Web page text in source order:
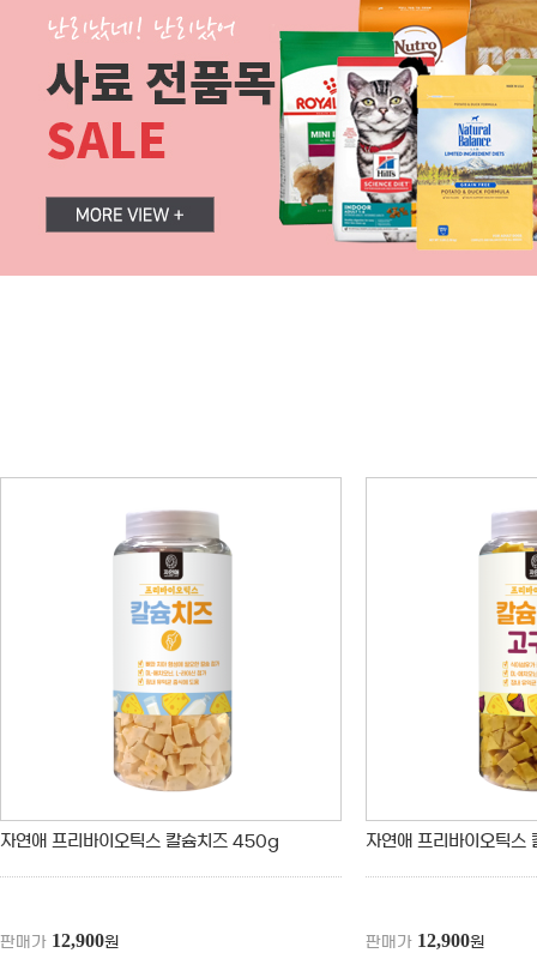
자연애 프리바이오틱스 칼슘치즈 450g
판매가 12,900원
자연애 프리바이오틱
판매가 12,900원